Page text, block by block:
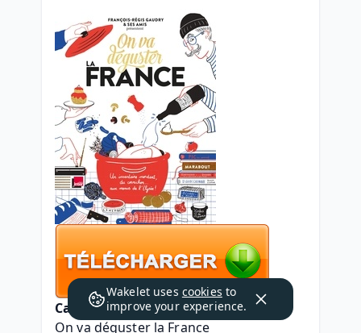
Caractéristiques
On va déguster la France
Wakelet uses cookies to
improve your experience.